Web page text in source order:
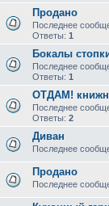
Продано
Последнее
Ответы: 1
Бокалы
Последнее
Ответы: 1
ОТДАМ!
Последнее
Ответы: 2
Диван
Последнее
Продано
Последнее